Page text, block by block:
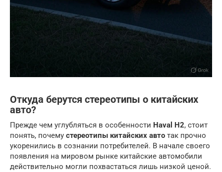
Откуда берутся стереотипы о китайских
авто?
Прежде чем углубляться в особенности Haval H2, стоит
понять, почему стереотипы китайских авто так прочно
укоренились в сознании потребителей. В начале своего
появления на мировом рынке китайские автомобили
действительно могли похвастаться лишь низкой ценой.